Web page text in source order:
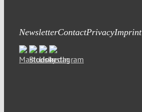
NewsletterContactPrivacyImprint